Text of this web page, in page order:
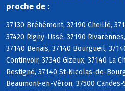
proche de :
37130 Bréhémont, 37190 Cheillé,
37420 Rigny-Ussé, 37190
37140 Benais, 37140 Bourgueil,
Continvoir, 37340 Gizeux, 37140 La
Restigné, 37140 St-Nicolas-de-
Beaumont-en-Véron, 37500